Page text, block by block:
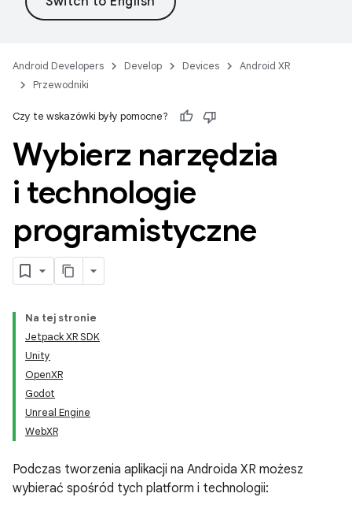
Android Developers Develop Devices
Android XR
Przewodniki
Czy te wskazówki były pomocne?
Wybierz narzędzia
i technologie
programistyczne
Na tej stronie
Jetpack XR SDK
Unity
OpenXR
Godot
Unreal Engine
WebXR
Podczas tworzenia aplikacji na Androida XR możesz
wybierać spośród tych platform i technologii: